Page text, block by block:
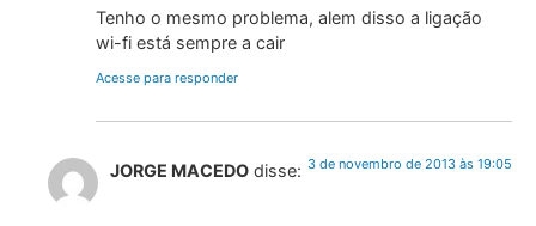
Tenho o mesmo problema, alem disso a ligação
wi-fi está sempre a cair
Acesse para responder
JORGE MACEDO disse: 3 de novembro de 2013 às 19:05